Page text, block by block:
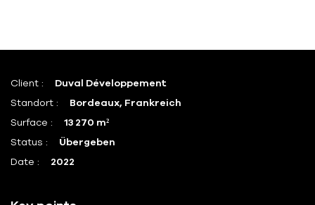
Client :
Duval Développement
Standort :
Bordeaux, Frankreich
Surface :
13 270 m²
Status :
Übergeben
Date :
2022